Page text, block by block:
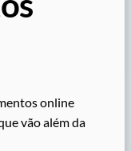
online
vão além da